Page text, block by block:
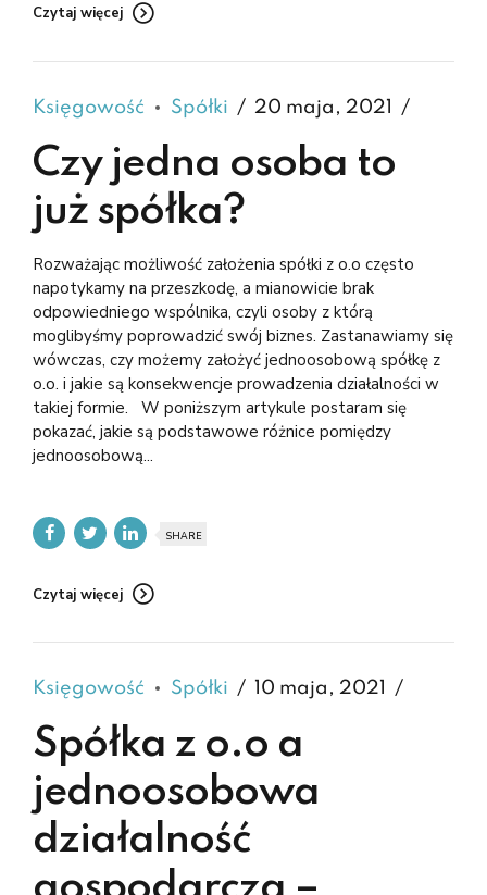
Czytaj więcej
Księgowość Spółki 20 maja, 2021
Czy jedna osoba to
już spółka?
Rozważając możliwość założenia spółki z o.o często
napotykamy na przeszkodę, a mianowicie brak
odpowiedniego wspólnika, czyli osoby z którą
moglibyśmy poprowadzić swój biznes. Zastanawiamy się
wówczas, czy możemy założyć jednoosobową spółkę z
o.o. i jakie są konsekwencje prowadzenia działalności w
takiej formie. W poniższym artykule postaram się
pokazać, jakie są podstawowe różnice pomiędzy
jednoosobową...
SHARE
Czytaj więcej
Księgowość Spółki 10 maja, 2021
Spółka z o.o a
jednoosobowa
działalność